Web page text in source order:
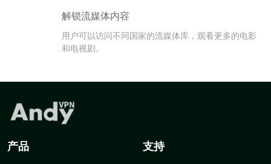
解锁流媒体内容
用户可以访问不同国家的流媒体库，观看更多的电影
和电视剧。
产品 支持